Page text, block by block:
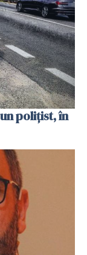
polițist, în